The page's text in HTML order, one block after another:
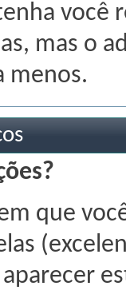
você
mas o
menos.
que